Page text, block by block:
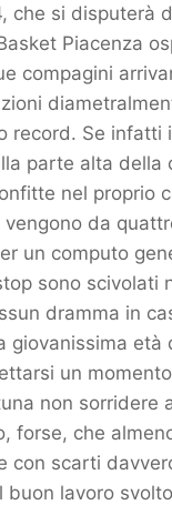
che si disputerà
Piacenza
compagini
record. Se infatti
parte alta della
nel proprio
vengono da
un computo
sono scivolati
dramma in
giovanissima età
un
non sorridere
forse, che
con scarti
buon lavoro